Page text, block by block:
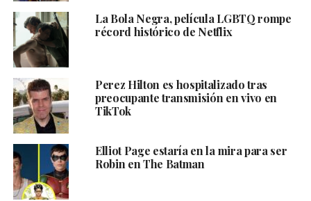
La Bola Negra, película LGBTQ rompe
récord histórico de Netflix
Perez Hilton es hospitalizado tras
preocupante transmisión en vivo en
TikTok
Elliot Page estaría en la mira para ser
Robin en The Batman